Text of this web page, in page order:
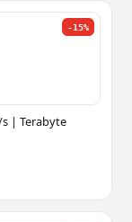
-15%
s | Terabyte